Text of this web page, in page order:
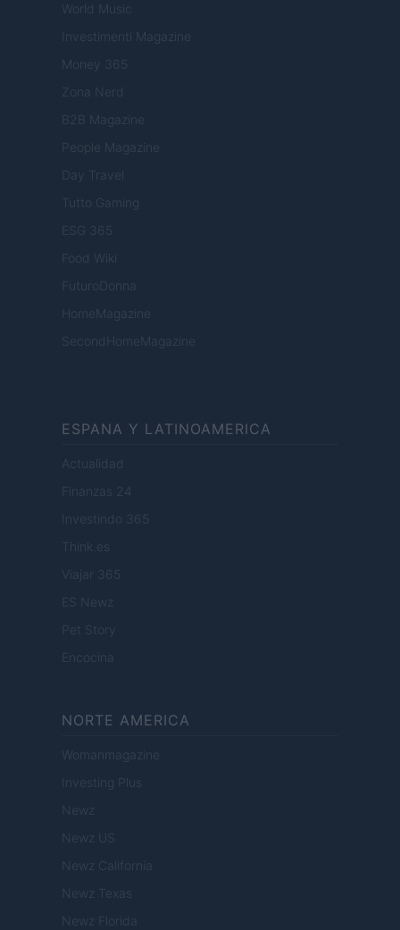
World Music
Investimenti Magazine
Money 365
Zona Nerd
B2B Magazine
People Magazine
Day Travel
Tutto Gaming
ESG 365
Food Wiki
FuturoDonna
HomeMagazine
SecondHomeMagazine
ESPANA Y LATINOAMERICA
Actualidad
Finanzas 24
Investindo 365
Think.es
Viajar 365
ES Newz
Pet Story
Encocina
NORTE AMERICA
Womanmagazine
Investing Plus
Newz
Newz US
Newz California
Newz Texas
Newz Florida